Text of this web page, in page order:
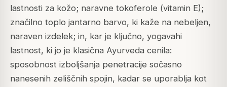
lastnosti za kožo; naravne tokoferole (vitamin E);
značilno toplo jantarno barvo, ki kaže na nebeljen,
naraven izdelek; in, kar je ključno, yogavahi
lastnost, ki jo je klasična Ayurveda cenila:
sposobnost izboljšanja penetracije sočasno
nanesenih zeliščnih spojin, kadar se uporablja kot